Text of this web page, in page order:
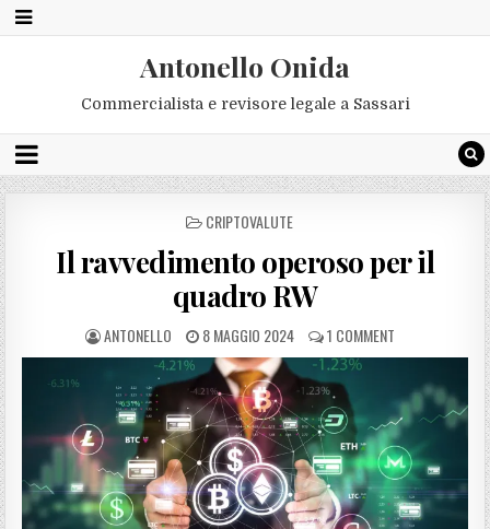
Antonello Onida
Commercialista e revisore legale a Sassari
POSTED
CRIPTOVALUTE
Il ravvedimento operoso per il
quadro RW
ANTONELLO 8 MAGGIO 2024 1 COMMENT